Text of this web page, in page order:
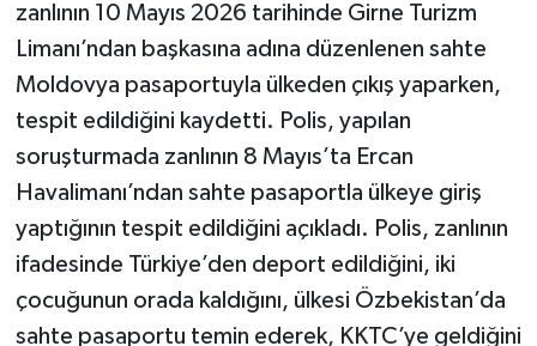
zanlının 10 Mayıs 2026 tarihinde Girne Turizm
Limanı’ndan başkasına adına düzenlenen sahte
Moldovya pasaportuyla ülkeden çıkış yaparken,
tespit edildiğini kaydetti. Polis, yapılan
soruşturmada zanlının 8 Mayıs’ta Ercan
Havalimanı’ndan sahte pasaportla ülkeye giriş
yaptığının tespit edildiğini açıkladı. Polis, zanlının
ifadesinde Türkiye’den deport edildiğini, iki
çocuğunun orada kaldığını, ülkesi Özbekistan’da
sahte pasaportu temin ederek, KKTC’ye geldiğini